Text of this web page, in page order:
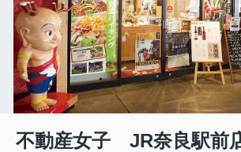
不動産女子 JR奈良駅前